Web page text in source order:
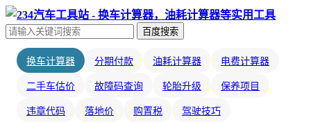
百度搜索
换车计算器 分期付款 油耗计算器 电费计算器
二手车估价 故障码查询 轮胎升级 保养项目
违章代码 落地价 购置税 驾驶技巧